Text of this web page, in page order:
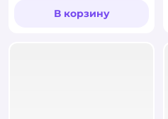
В корзину